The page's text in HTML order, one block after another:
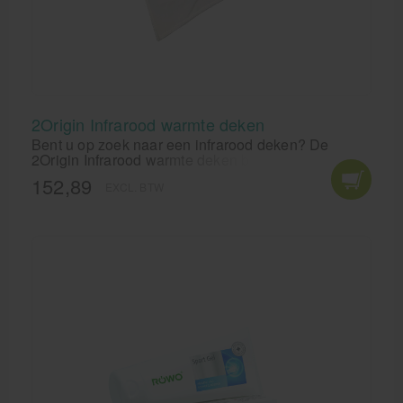
2Origin Infrarood warmte deken
Bent u op zoek naar een infrarood deken? De
2Origin Infrarood warmte deken biedt veel
voordelen voor de gezondheid. Deze digitale
infrarood deken is 80 x 44 cm. Bestel uw infrarood
deken online en ervaar zelf de ontspannende en
152,89